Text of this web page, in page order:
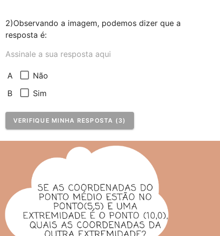
2)Observando a imagem, podemos dizer que a
resposta é:
Assinale a sua resposta aqui
A
Não
B
Sim
VERIFIQUE MINHA RESPOSTA (3)